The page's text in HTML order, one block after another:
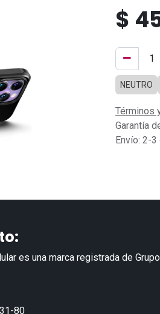
$
NEUTRO
Términos
Garantía
Envío: 2-
es una marca registrada de
80